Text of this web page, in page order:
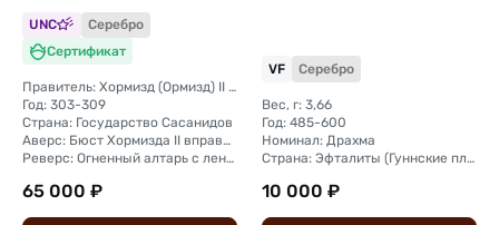
UNC
Серебро
Сертификат
Правитель: Хормизд (Ормизд) II (303-309)
Год: 303-309
Страна: Государство Сасанидов
Аверс: Бюст Хормизда II вправо в орлиной короне с коримбом
Реверс: Огненный алтарь с лентой, увенчанный бюстом Ахура Мазды, по стронам двое служителей с поднятыми мечами
65 000 ₽
VF Серебро
Вес, г: 3,66
Год: 485-600
Номинал: Драхма
Страна: Эфталиты (Гуннские племена)
10 000 ₽